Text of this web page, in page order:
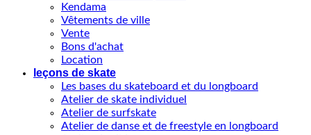
Kendama
Vêtements de ville
Vente
Bons d'achat
Location
leçons de skate
Les bases du skateboard et du longboard
Atelier de skate individuel
Atelier de surfskate
Atelier de danse et de freestyle en longboard